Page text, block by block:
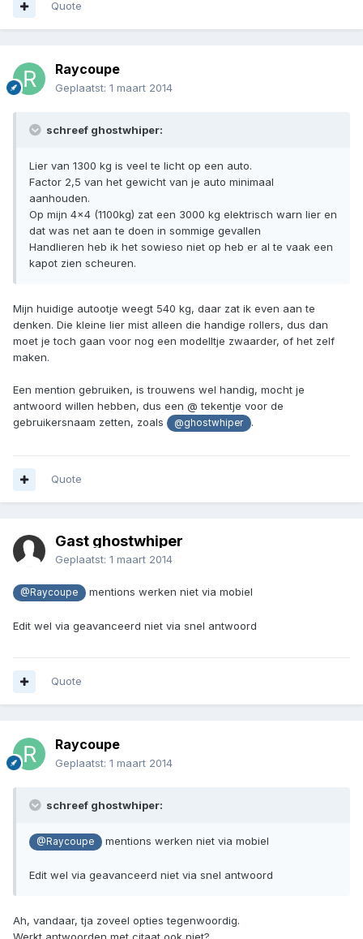
Quote
Raycoupe
Geplaatst: 1 maart 2014
schreef ghostwhiper:
Lier van 1300 kg is veel te licht op een auto.
Factor 2,5 van het gewicht van je auto minimaal
aanhouden.
Op mijn 4x4 (1100kg) zat een 3000 kg elektrisch warn lier en
dat was net aan te doen in sommige gevallen
Handlieren heb ik het sowieso niet op heb er al te vaak een
kapot zien scheuren.
Mijn huidige autootje weegt 540 kg, daar zat ik even aan te
denken. Die kleine lier mist alleen die handige rollers, dus dan
moet je toch gaan voor nog een modelltje zwaarder, of het zelf
maken.
Een mention gebruiken, is trouwens wel handig, mocht je
antwoord willen hebben, dus een @ tekentje voor de
gebruikersnaam zetten, zoals
@ghostwhiper .
Quote
Gast ghostwhiper
Geplaatst: 1 maart 2014
@Raycoupe mentions werken niet via mobiel
Edit wel via geavanceerd niet via snel antwoord
Quote
Raycoupe
Geplaatst: 1 maart 2014
schreef ghostwhiper:
@Raycoupe mentions werken niet via mobiel
Edit wel via geavanceerd niet via snel antwoord
Ah, vandaar, tja zoveel opties tegenwoordig.
Werkt antwoorden met citaat ook niet?